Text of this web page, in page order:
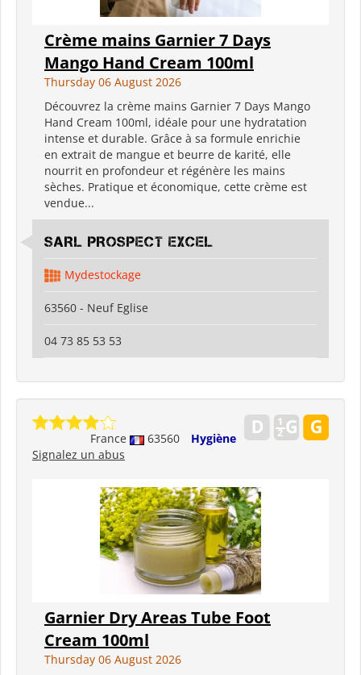
Crème mains Garnier 7 Days
Mango Hand Cream 100ml
Thursday 06 August 2026
Découvrez la crème mains Garnier 7 Days Mango
Hand Cream 100ml, idéale pour une hydratation
intense et durable. Grâce à sa formule enrichie
en extrait de mangue et beurre de karité, elle
nourrit en profondeur et régénère les mains
sèches. Pratique et économique, cette crème est
vendue...
SARL PROSPECT EXCEL
Mydestockage
63560 - Neuf Eglise
04 73 85 53 53
France 63560
Hygiène
Signalez un abus
Garnier Dry Areas Tube Foot
Cream 100ml
Thursday 06 August 2026